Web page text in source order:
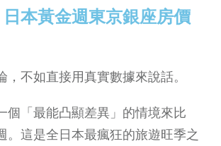
本黃金週東京銀座房價
，不如直接用真實數據來說話。
個「最能凸顯差異」的情境來比
。這是全日本最瘋狂的旅遊旺季之